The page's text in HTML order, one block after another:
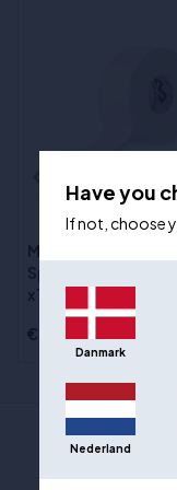
McDavid Euro Tape -
Sportband, weiß -
x 10m
€9,00
Have you
If not, choose
Danmark
Nederland